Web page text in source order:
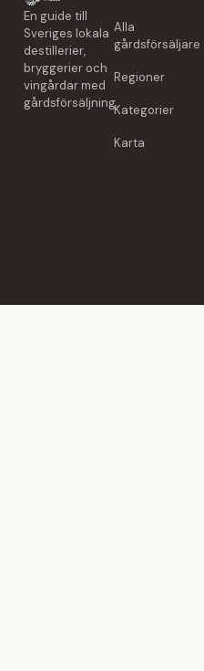
En guide till
Sveriges lokala
destillerier,
bryggerier och
vingårdar med
gårdsförsäljning.
Alla
gårdsförsäljare
Regioner
Kategorier
Karta